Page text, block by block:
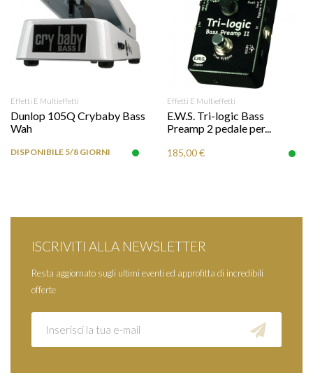
Effetti E Multieffetti
Dunlop 105Q Crybaby Bass
Wah
DISPONIBILE 5/8 GIORNI
Effetti E Multieffetti
E.W.S. Tri-logic Bass
Preamp 2 pedale per...
185,00 €
ISCRIVITI ALLA NEWSLETTER
Resta aggiornato sugli ultimi eventi ed approfitta di incredibili
offerte